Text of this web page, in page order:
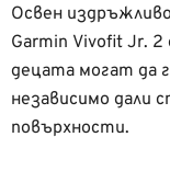
Освен
Garmin Vivofit Jr. 2
децата могат да
независимо дали
повърхности.